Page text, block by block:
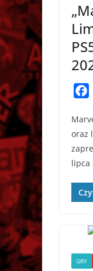
c
k
oraz
lipca
GRY